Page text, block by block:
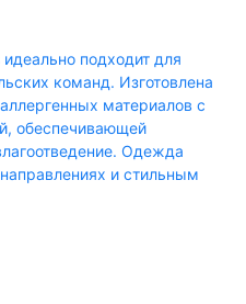
подходит для
команд. Изготовлена
материалов с
обеспечивающей
Одежда
и стильным